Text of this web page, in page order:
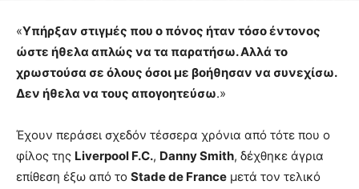
«Υπήρξαν στιγμές που ο πόνος ήταν τόσο έντονος
ώστε ήθελα απλώς να τα παρατήσω. Αλλά το
χρωστούσα σε όλους όσοι με βοήθησαν να συνεχίσω.
Δεν ήθελα να τους απογοητεύσω.»
Έχουν περάσει σχεδόν τέσσερα χρόνια από τότε που ο
φίλος της Liverpool F.C., Danny Smith, δέχθηκε άγρια
επίθεση έξω από το Stade de France μετά τον τελικό